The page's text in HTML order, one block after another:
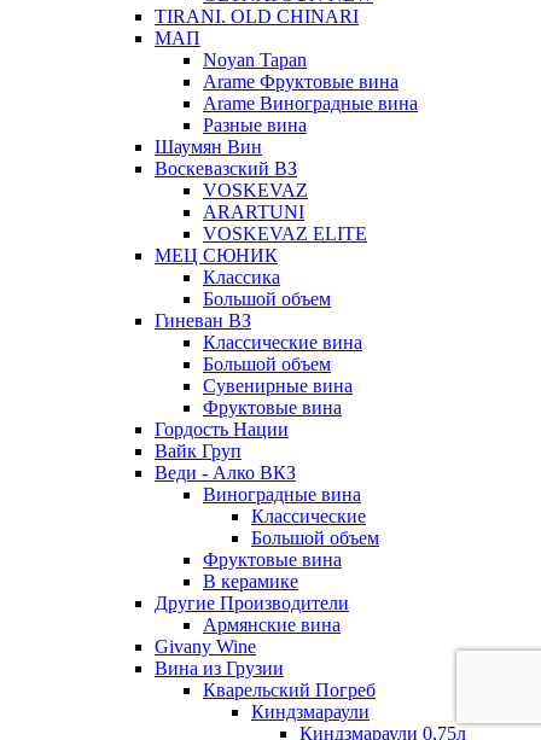
TIRANI. OLD CHINARI
МАП
Noyan Tapan
Arame Фруктовые вина
Arame Виноградные вина
Разные вина
Шаумян Вин
Воскевазский ВЗ
VOSKEVAZ
ARARTUNI
VOSKEVAZ ELITE
МЕЦ СЮНИК
Классика
Большой объем
Гиневан ВЗ
Классические вина
Большой объем
Сувенирные вина
Фруктовые вина
Гордость Нации
Вайк Груп
Веди - Алко ВКЗ
Виноградные вина
Классические
Большой объем
Фруктовые вина
В керамике
Другие Производители
Армянские вина
Givany Wine
Вина из Грузии
Кварельский Погреб
Киндзмараули
Киндзмараули 0,75л